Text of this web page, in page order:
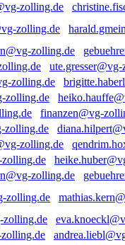
finanzen@vg-